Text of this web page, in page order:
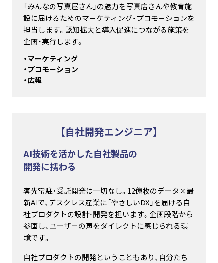
「みんなの写真屋さん」の魅力を写真店さんや教育施
設に届けるためのマーケティング・プロモーションを
担当します。認知拡大と導入促進につながる施策を
企画・実行します。
・マーケティング
・プロモーション
・広報
【自社開発エンジニア】
AI技術を活かした自社製品の
開発に携わる
客先常駐・受託開発は一切なし。12億枚のデータ×最
新AIで、デスクレス産業に「やさしいDX」を届ける自
社プロダクトの設計・開発を担います。企画段階から
参画し、ユーザーの声をダイレクトに感じられる環
境です。
自社プロダクトの開発ということもあり、自分たち